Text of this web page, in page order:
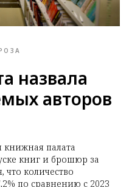
назвала
авторов
книжная палата
книг и брошюр за
что количество
по сравнению с 2023